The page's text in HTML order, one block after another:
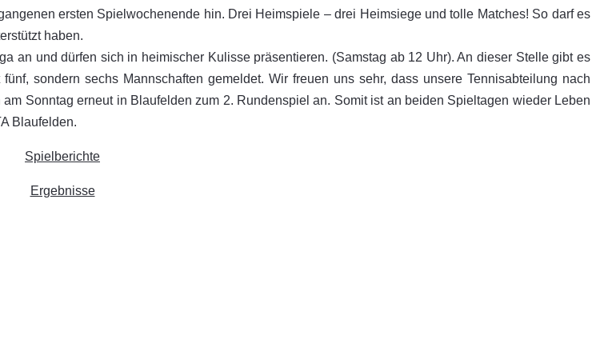
ersten Spielwochenende hin. Drei Heimspiele – drei Heimsiege und tolle Matches! So darf es
haben.
an und dürfen sich in heimischer Kulisse präsentieren. (Samstag ab 12 Uhr). An dieser Stelle gibt es
sondern sechs Mannschaften gemeldet. Wir freuen uns sehr, dass unsere Tennisabteilung nach
Sonntag erneut in Blaufelden zum 2. Rundenspiel an. Somit ist an beiden Spieltagen wieder Leben
Blaufelden.
Spielberichte
Ergebnisse